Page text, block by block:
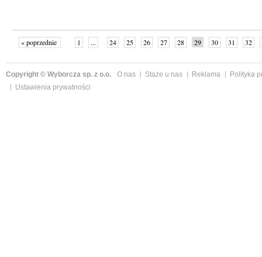
« poprzednie 1 ... 24 25 26 27 28 29 30 31 32
Copyright © Wyborcza sp. z o.o. O nas Staże u nas Reklama
Polityka
Ustawienia prywatności